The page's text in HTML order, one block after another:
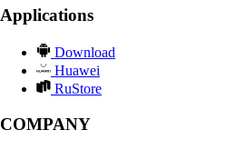
Applications
Download
Huawei
RuStore
COMPANY